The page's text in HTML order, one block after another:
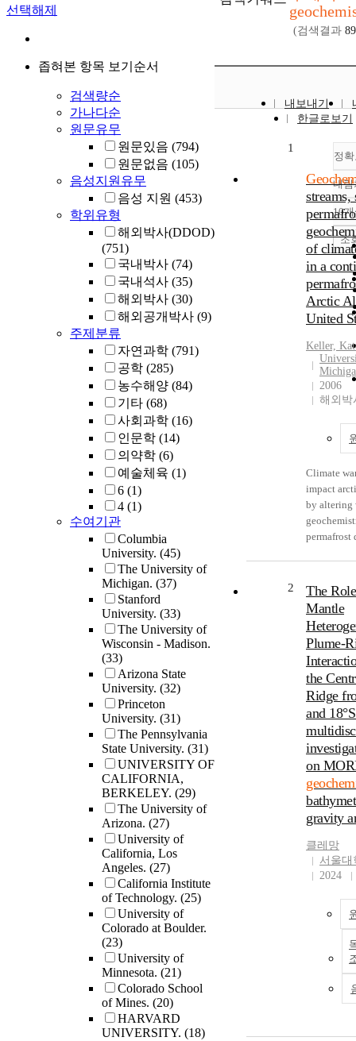
선택해제
좁혀본 항목 보기순서
검색량순
가나다순
원문유무
원문있음 (794)
원문없음 (105)
음성지원유무
음성 지원 (453)
학위유형
해외박사(DDOD)
(751)
국내박사 (74)
국내석사 (35)
해외박사 (30)
해외공개박사 (9)
주제분류
자연과학 (791)
공학 (285)
농수해양 (84)
기타 (68)
사회과학 (16)
인문학 (14)
의약학 (6)
예술체육 (1)
6 (1)
4 (1)
수여기관
Columbia
University. (45)
The University of
Michigan. (37)
Stanford
University. (33)
The University of
Wisconsin - Madison.
(33)
Arizona State
University. (32)
Princeton
University. (31)
The Pennsylvania
State University. (31)
UNIVERSITY OF
CALIFORNIA,
BERKELEY. (29)
The University of
Arizona. (27)
University of
California, Los
Angeles. (27)
California Institute
of Technology. (25)
University of
Colorado at Boulder.
(23)
University of
Minnesota. (21)
Colorado School
of Mines. (20)
HARVARD
UNIVERSITY. (18)
(검색결과
내보내기
한글로보기
정
내림
10
조
1
streams,
of
in a
Arctic
United
Keller,
2006
해외박
Climate
impact
by altering
permafrost
the
changes in
by
and soil
mineral
changes in
geochemistry.
and 87Sr/
and soils,
and soil
from
surfaces of
were
Carbonate
increases
across all
greater in
than in
mineral
results
will
2
The
Mantle
Plume-
the
Ridge
and
on
gravity
클레망
서울대
2024